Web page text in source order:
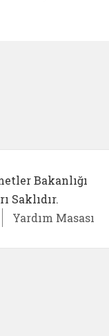
Bakanlığı
Saklıdır.
Yardım Masası